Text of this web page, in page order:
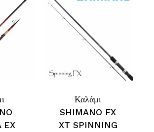
προϊόν στο καλάθι σας.
EX
Καλάμι
SHIMANO FX
XT SPINNING